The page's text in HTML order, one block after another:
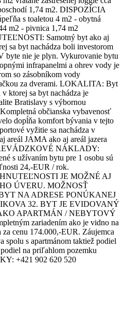
1,74 m2. DISPOZÍCIA
s toaletou 4 m2 - obytná
m2 - pivnica 1,74 m2
Samotný byt ako aj
sa byt nachádza boli investorom
byte nie je plyn. Vykurovanie bytu
infrapanelmi a ohrev vody je
so zásobníkom vody
za dverami. LOKALITA: Byt
ktorej sa byt nachádza je
Bratislavy s výbornou
občianska vybavenosť
dopĺňa komfort bývania v tejto
vyžitie sa nachádza v
areál JAMA ako aj areál jazera
NÁKLADY:
s užívaním bytu pre 1 osobu sú
24,-EUR / rok.
JE MOŽNÉ AJ
ÚVERU. MOŽNOSŤ
NA ADRESE PONÚKANEJ
32. BYT JE EVIDOVANÝ
APARTMÁN / NEBYTOVÝ
zariadením ako je vidno na
cenu 174.000,-EUR. Záujemca
spolu s apartmánom taktiež podiel
na priľahlom pozemku
+421 902 620 520